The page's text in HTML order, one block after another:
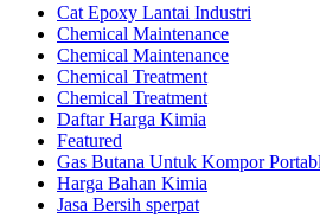
Cat Epoxy Lantai Industri
Chemical Maintenance
Chemical Maintenance
Chemical Treatment
Chemical Treatment
Daftar Harga Kimia
Featured
Gas Butana Untuk Kompor
Harga Bahan Kimia
Jasa Bersih sperpat